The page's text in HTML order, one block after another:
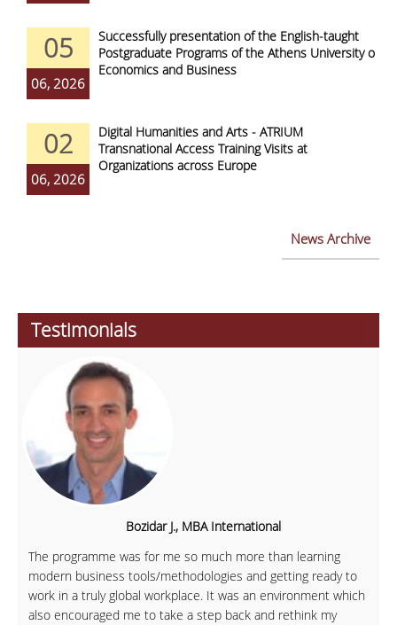
05
06, 2026
Successfully presentation of the English-taught
Postgraduate Programs of the Athens University of
Economics and Business
02
06, 2026
Digital Humanities and Arts - ATRIUM
Transnational Access Training Visits at
Organizations across Europe
News Archive
Testimonials
Bozidar J., MBA International
The programme was for me so much more than learning
modern business tools/methodologies and getting ready to
work in a truly global workplace. It was an environment which
also encouraged me to take a step back and rethink my